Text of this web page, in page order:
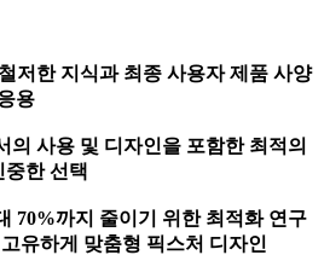
저한 지식과 최종 사용자 제품 사양
용
의 사용 및 디자인을 포함한 최적의
한 선택
70%까지 줄이기 위한 최적화 연구
유하게 맞춤형 픽스처 디자인